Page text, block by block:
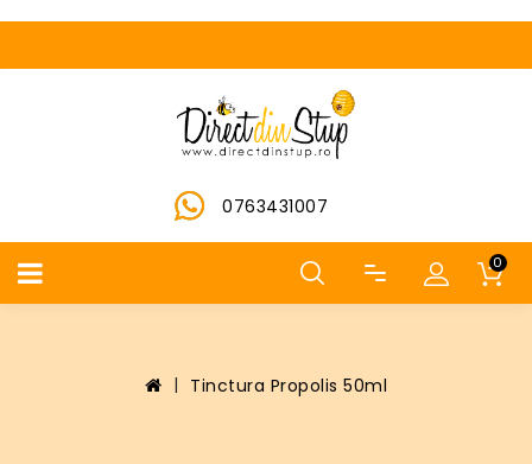
0763431007
0
Tinctura Propolis 50ml